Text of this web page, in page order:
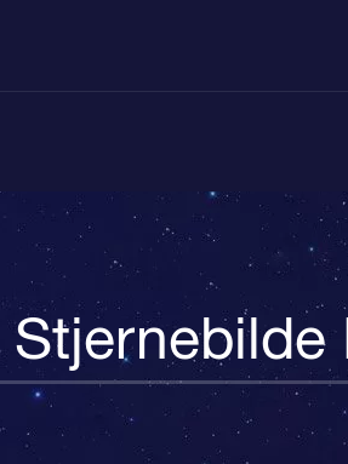
Stjernebilde